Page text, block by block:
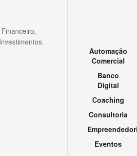
Automação
Comercial
Banco
Digital
Coaching
Consultoria
Eventos